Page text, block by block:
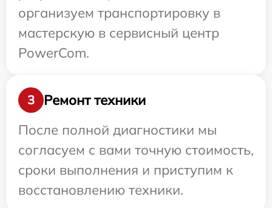
организуем транспортировку в
мастерскую в сервисный центр
PowerCom.
3
Ремонт техники
После полной диагностики мы
согласуем с вами точную стоимость,
сроки выполнения и приступим к
восстановлению техники.